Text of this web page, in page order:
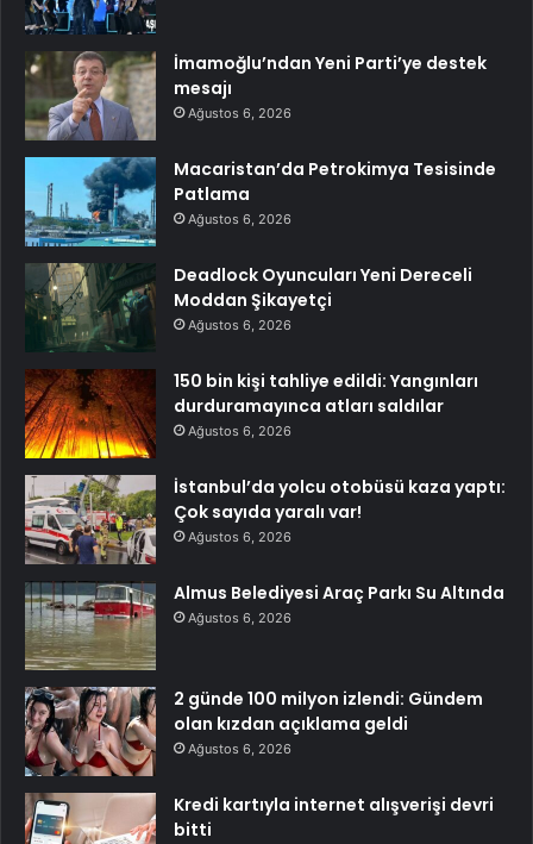
İmamoğlu’ndan Yeni Parti’ye destek
mesajı
Ağustos 6, 2026
Macaristan’da Petrokimya Tesisinde
Patlama
Ağustos 6, 2026
Deadlock Oyuncuları Yeni Dereceli
Moddan Şikayetçi
Ağustos 6, 2026
150 bin kişi tahliye edildi: Yangınları
durduramayınca atları saldılar
Ağustos 6, 2026
İstanbul’da yolcu otobüsü kaza yaptı:
Çok sayıda yaralı var!
Ağustos 6, 2026
Almus Belediyesi Araç Parkı Su Altında
Ağustos 6, 2026
2 günde 100 milyon izlendi: Gündem
olan kızdan açıklama geldi
Ağustos 6, 2026
Kredi kartıyla internet alışverişi devri
bitti